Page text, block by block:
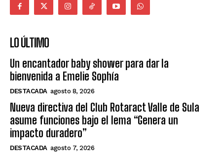
LO ÚLTIMO
Un encantador baby shower para dar la
bienvenida a Emelie Sophía
DESTACADA agosto 8, 2026
Nueva directiva del Club Rotaract Valle de Sula
asume funciones bajo el lema “Genera un
impacto duradero”
DESTACADA agosto 7, 2026